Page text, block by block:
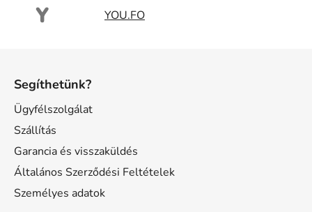
Y YOU.FO
Segíthetünk?
Ügyfélszolgálat
Szállítás
Garancia és visszaküldés
Általános Szerződési Feltételek
Személyes adatok